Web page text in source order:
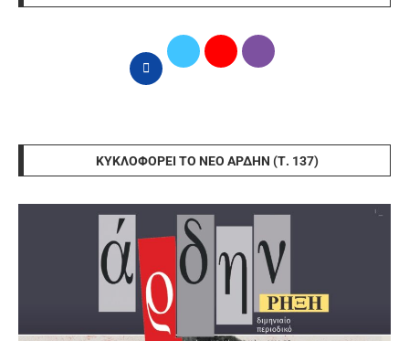
ΚΥΚΛΟΦΟΡΕΊ ΤΟ ΝΈΟ ΆΡΔΗΝ (Τ. 137)